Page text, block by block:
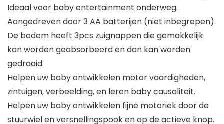
Ideaal voor baby entertainment onderweg.
Aangedreven door 3 AA batterijen (niet inbegrepen).
De bodem heeft 3pcs zuignappen die gemakkelijk
kan worden geabsorbeerd en dan kan worden
gedraaid.
Helpen uw baby ontwikkelen motor vaardigheden,
zintuigen, verbeelding, en leren baby causaliteit.
Helpen uw baby ontwikkelen fijne motoriek door de
stuurwiel en versnellingspook en op de actieve knop.